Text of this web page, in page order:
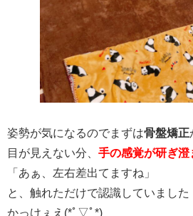
姿勢が気になるのでまずは骨盤矯正
目が見えない分、 手の感覚が研ぎ澄
「あぁ、左右差出てますね」
と、触れただけで認識していました
かっけぇえ(*ﾟ▽ﾟ*)